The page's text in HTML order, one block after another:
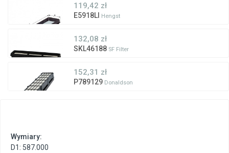
119,42 zł
E5918LI Hengst
132,08 zł
SKL46188 SF Filter
152,31 zł
P789129 Donaldson
Wymiary:
D1: 587.000